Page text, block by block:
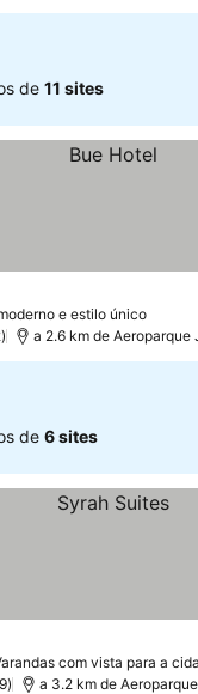
de 11 sites
e estilo único
a 2.6 km de Aeroparque
de 6 sites
com vista para a
a 3.2 km de